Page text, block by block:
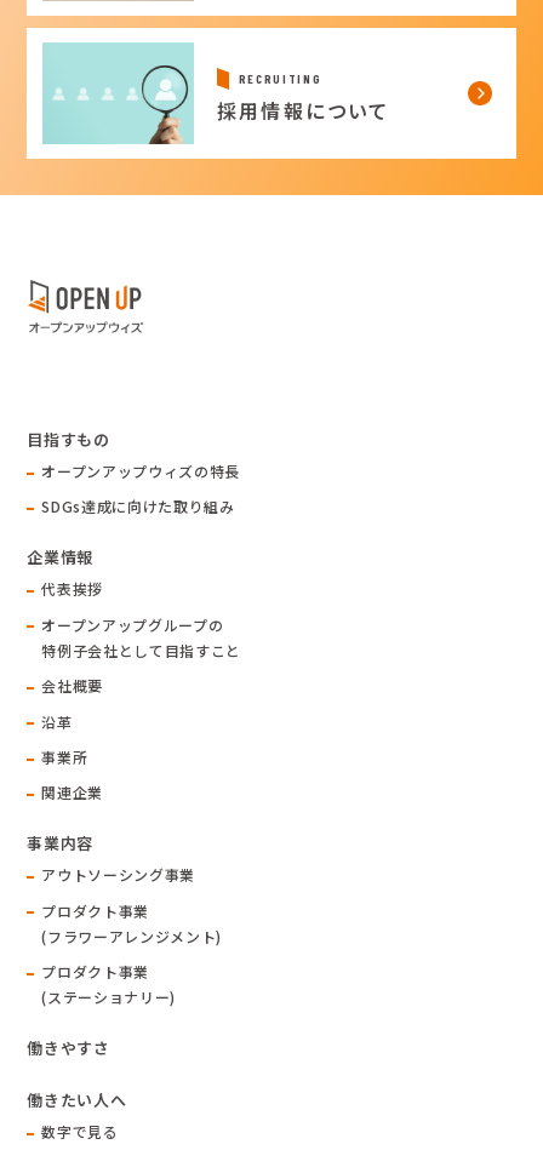
RECRUITING
採用情報について
目指すもの
オープンアップウィズの特長
SDGs達成に向けた取り組み
企業情報
代表挨拶
オープンアップグループの
特例子会社として目指すこと
会社概要
沿革
事業所
関連企業
事業内容
アウトソーシング事業
プロダクト事業
(フラワーアレンジメント)
プロダクト事業
(ステーショナリー)
働きやすさ
働きたい人へ
数字で見る